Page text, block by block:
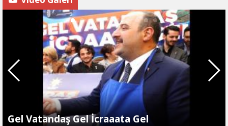
Gel Vatandaş Gel İcraaata Gel